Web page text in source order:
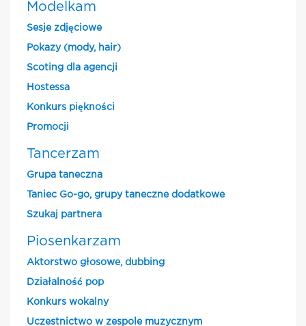
Modelkam
Sesje zdjęciowe
Pokazy (mody, hair)
Scoting dla agencji
Hostessa
Konkurs piękności
Promocji
Tancerzam
Grupa taneczna
Taniec Go-go, grupy taneczne dodatkowe
Szukaj partnera
Piosenkarzam
Aktorstwo głosowe, dubbing
Działalność pop
Konkurs wokalny
Uczestnictwo w zespole muzycznym